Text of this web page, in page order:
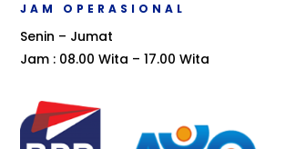
JAM OPERASIONAL
Senin – Jumat
Jam : 08.00 Wita – 17.00 Wita